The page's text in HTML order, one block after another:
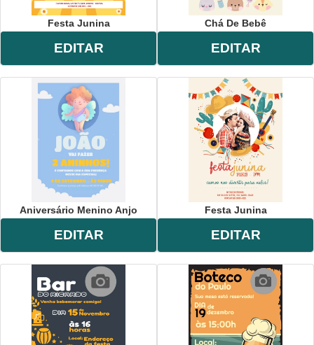
Festa Junina
EDITAR
Chá De Bebê
EDITAR
Aniversário Menino Anjo
EDITAR
Festa Junina
EDITAR